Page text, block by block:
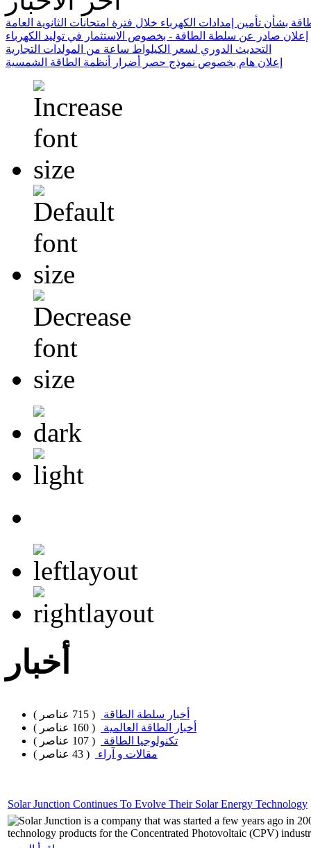
بشأن تأمين إمدادات الكهرباء خلال فترة امتحانات الثانوية العامة
إعلان صادر عن سلطة الطاقة - بخصوص الاستثمار في توليد الكهرباء
التحديث الدوري لسعر الكيلواط ساعة من المولدات التجارية
إعلان هام بخصوص نموذج حصر أضرار أنظمة الطاقة الشمسية
أخبار
أخبار سلطة الطاقة
( 715 عناصر )
أخبار الطاقة العالمية
( 160 عناصر )
تكنولوجيا الطاقة
( 107 عناصر )
مقالات و آراء
( 43 عناصر )
Solar Junction Continues To Evolve Their Solar Energy Technology
Solar Junction is a company that was started a few years ago in
technology products for the Concentrated Photovoltaic (CPV)